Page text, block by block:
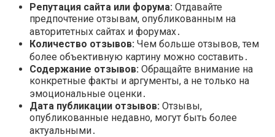
Репутация сайта или форума: Отдавайте
предпочтение отзывам, опубликованным на
авторитетных сайтах и форумах․
Количество отзывов: Чем больше отзывов, тем
более объективную картину можно составить․
Содержание отзывов: Обращайте внимание на
конкретные факты и аргументы, а не только на
эмоциональные оценки․
Дата публикации отзывов: Отзывы,
опубликованные недавно, могут быть более
актуальными․